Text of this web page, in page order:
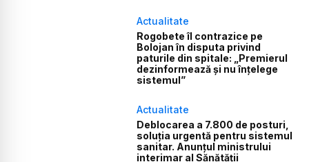
Actualitate
Rogobete îl contrazice pe
Bolojan în disputa privind
paturile din spitale: „Premierul
dezinformează și nu înțelege
sistemul”
Actualitate
Deblocarea a 7.800 de posturi,
soluția urgentă pentru sistemul
sanitar. Anunțul ministrului
interimar al Sănătății